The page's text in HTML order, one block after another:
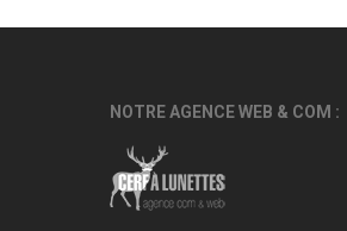
NOTRE AGENCE WEB & COM :